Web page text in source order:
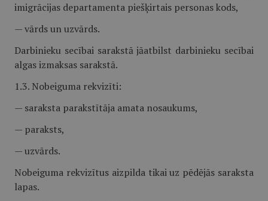
imigrācijas departamenta piešķirtais personas kods,
— vārds un uzvārds.
Darbinieku secībai sarakstā jāatbilst darbinieku secībai
algas izmaksas sarakstā.
1.3. Nobeiguma rekvizīti:
— saraksta parakstītāja amata nosaukums,
— paraksts,
— uzvārds.
Nobeiguma rekvizītus aizpilda tikai uz pēdējās saraksta
lapas.